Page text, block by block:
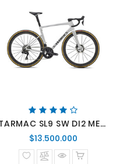
TARMAC SL9 SW DI2 METWHTSIL/GLDPRL/METOBSD
$13.500.000
normal